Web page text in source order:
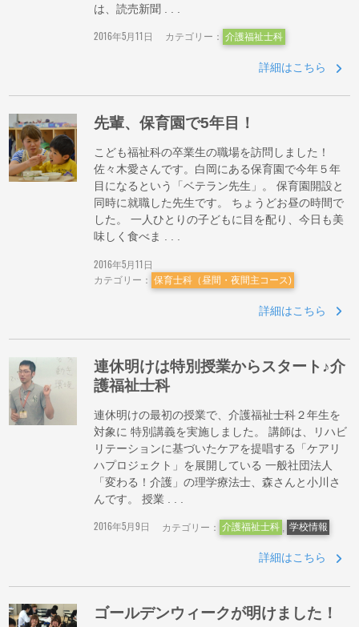
は、読売新聞 . . .
2016年5月11日 カテゴリー： 介護福祉士科
詳細はこちら
先輩、保育園で5年目！
こども福祉科の卒業生の職場を訪問しました！
佐々木愛さんです。白岡にある保育園で今年５年
目になるという「ベテラン先生」。 保育園開設と
同時に就職した先生です。 ちょうどお昼の時間で
した。 一人ひとりの子どもに目を配り、今日も美
味しく食べま . . .
2016年5月11日
カテゴリー： 保育士科（昼間・夜間主コース)
詳細はこちら
連休明けは特別授業からスタート♪介
護福祉士科
連休明けの最初の授業で、介護福祉士科２年生を
対象に 特別講義を実施しました。 講師は、リハビ
リテーションに基づいたケアを提唱する「ケアリ
ハプロジェクト」を展開している 一般社団法人
「変わる！介護」の理学療法士、森さんと小川さ
んです。 授業 . . .
2016年5月9日 カテゴリー： 介護福祉士科 学校情報
詳細はこちら
ゴールデンウィークが明けました！